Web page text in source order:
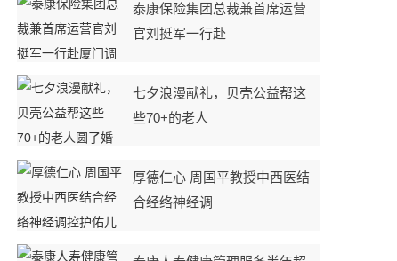
泰康保险集团总裁兼首席运营
官刘挺军一行赴
七夕浪漫献礼，贝壳公益帮这
些70+的老人
厚德仁心 周国平教授中西医结
合经络神经调